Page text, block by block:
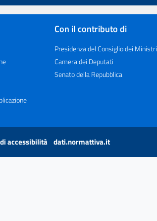
Con il contributo di
Presidenza del Consiglio dei Ministri
Camera dei Deputati
Senato della Repubblica
accessibilità dati.normattiva.it